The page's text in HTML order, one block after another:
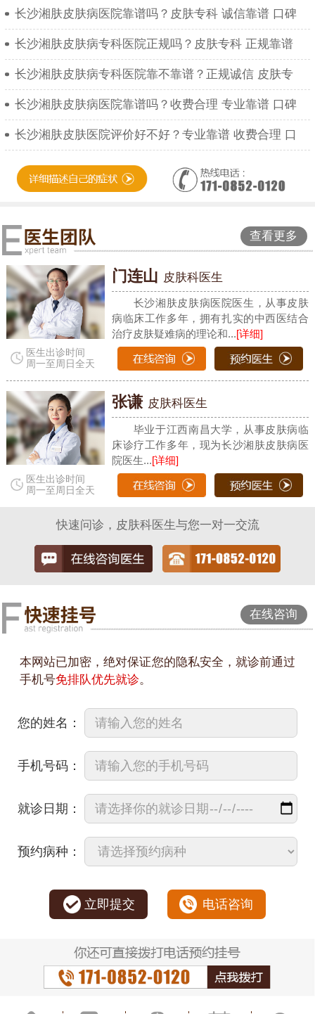
长沙湘肤皮肤病医院靠谱吗？皮肤专科 诚信靠谱 口碑
长沙湘肤皮肤病专科医院正规吗？皮肤专科 正规靠谱
长沙湘肤皮肤病专科医院靠不靠谱？正规诚信 皮肤专
长沙湘肤皮肤病医院靠谱吗？收费合理 专业靠谱 口碑
长沙湘肤皮肤医院评价好不好？专业靠谱 收费合理 口
查看更多
医生出诊时间
周一至周日全天
门连山 皮肤科医生
长沙湘肤皮肤病医院医生，从事皮肤
病临床工作多年，拥有扎实的中西医结合
治疗皮肤疑难病的理论和...[详细]
医生出诊时间
周一至周日全天
张谦 皮肤科医生
毕业于江西南昌大学，从事皮肤病临
床诊疗工作多年，现为长沙湘肤皮肤病医
院医生...[详细]
快速问诊，皮肤科医生与您一对一交流
在线咨询
本网站已加密，绝对保证您的隐私安全，就诊前通过
手机号免排队优先就诊。
您的姓名：
手机号码：
就诊日期：
预约病种：
立即提交 电话咨询